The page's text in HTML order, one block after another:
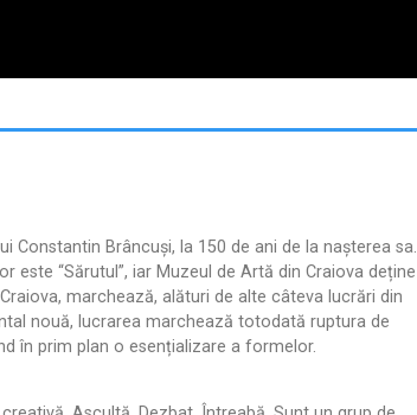
Constantin Brâncuși, la 150 de ani de la nașterea sa.
“Sărutul”, iar Muzeul de Artă din Craiova deține
marchează, alături de alte câteva lucrări din
nouă, lucrarea marchează totodată ruptura de
în prim plan o esențializare a formelor.